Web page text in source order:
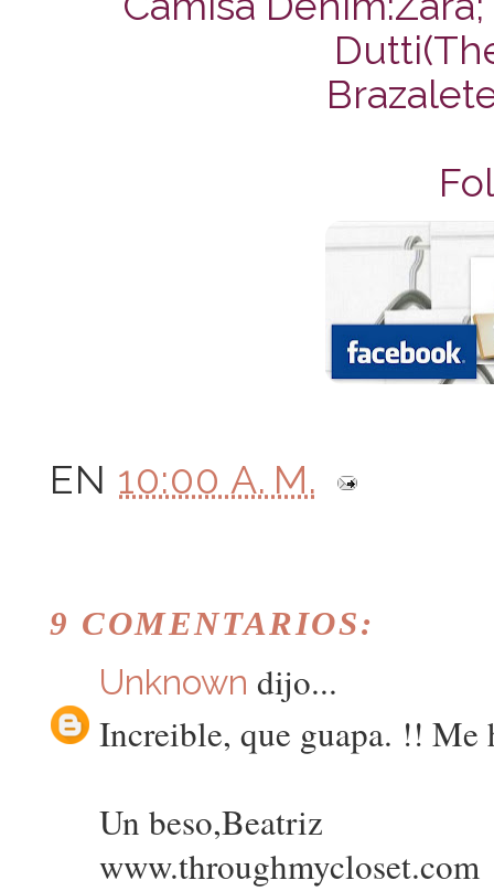
EN 10:00 A. M.
9 COMENTARIOS:
Unknown dijo...
Increible, que guapa. !! Me
Un beso,Beatriz
www.throughmycloset.com